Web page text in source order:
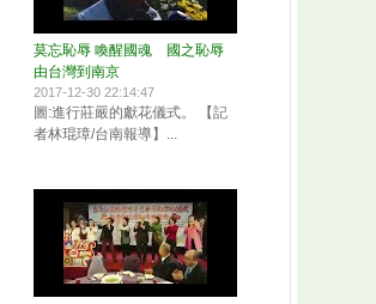
莫忘恥辱 喚醒國魂 國之恥辱
由台灣到南京
2017-12-30 22:14:47
圖:進行莊嚴的獻花儀式。 【記
者林琨璋/台南報導】...